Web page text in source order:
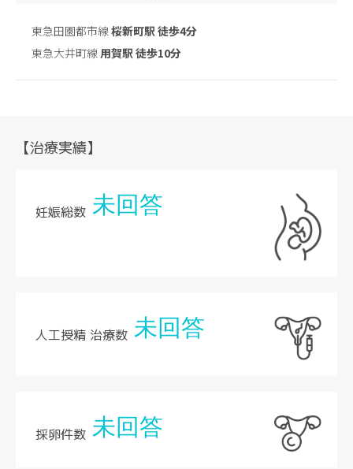
東急田園都市線桜新町駅 徒歩4分
東急大井町線用賀駅 徒歩10分
【治療実績】
妊娠総数 未回答
人工授精 治療数 未回答
採卵件数 未回答